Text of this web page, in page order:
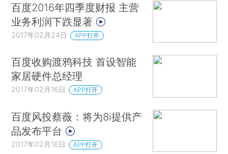
百度2016年四季度财报 主营
业务利润下跌显著
2017年02月24日 APP打开
百度收购渡鸦科技 首设智能
家居硬件总经理
2017年02月16日 APP打开
百度风投蔡薇：将为8i提供产
品发布平台
2017年02月16日 APP打开